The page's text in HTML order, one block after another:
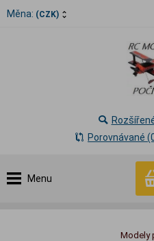
Měna: (CZK)
Menu
Porovnávané
Modely